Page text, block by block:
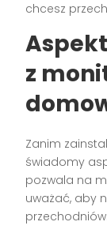
chcesz
z
Zanim
świadomy
pozwala na
uważać, aby
przechodniów.